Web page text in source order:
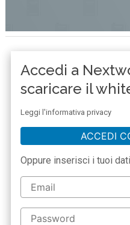
Accedi a
scaricare il
Leggi l'informativa privacy
ACCEDI
Oppure inserisci i tuoi dati